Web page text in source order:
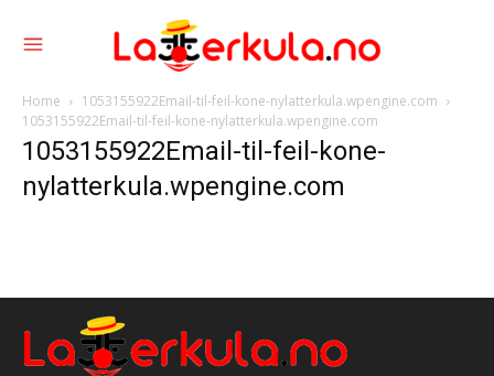
Home
1053155922Email-til-feil-kone-nylatterkula.wpengine.com
1053155922Email-til-feil-kone-nylatterkula.wpengine.com
1053155922Email-til-feil-kone-
nylatterkula.wpengine.com